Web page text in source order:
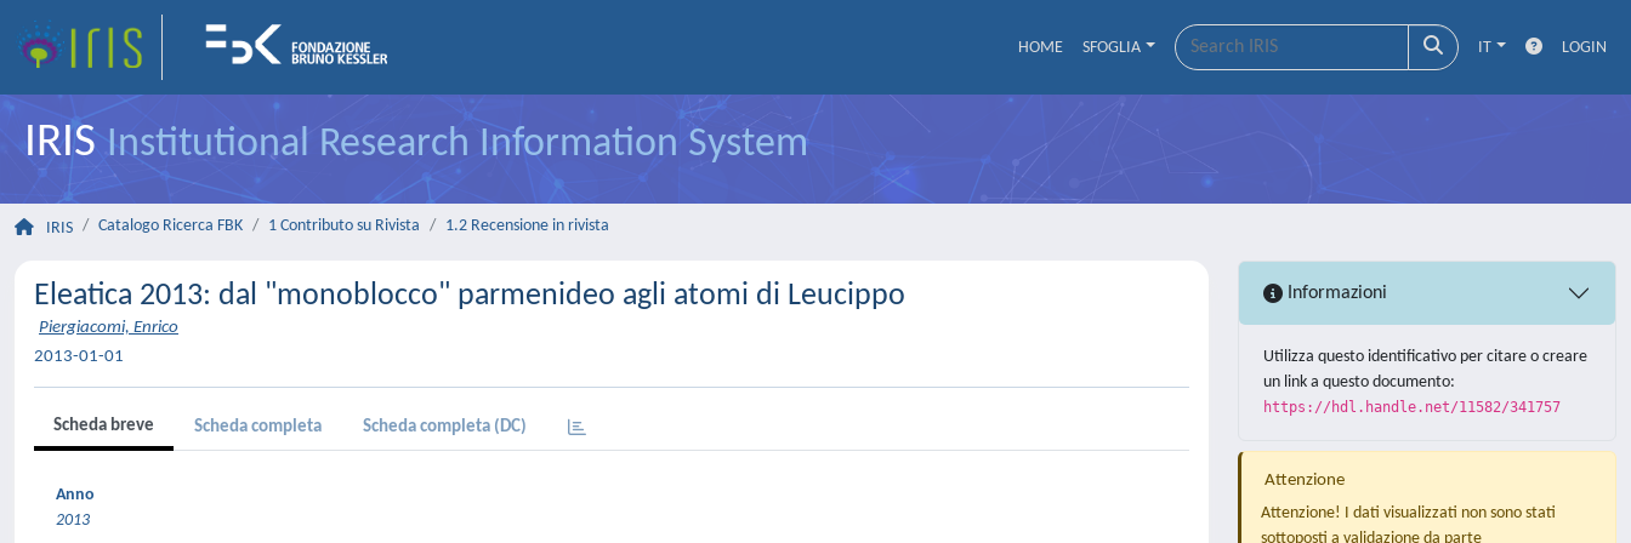
HOME SFOGLIA IT LOGIN
IRISInstitutional Research Information System
IRIS Catalogo Ricerca FBK 1 Contributo su Rivista 1.2 Recensione in rivista
Eleatica 2013: dal "monoblocco" parmenideo agli atomi di Leucippo
Piergiacomi, Enrico
2013-01-01
Scheda breve Scheda completa Scheda completa (DC)
Anno
2013
Informazioni
Utilizza questo identificativo per citare o creare
un link a questo documento:
https://hdl.handle.net/11582/341757
Attenzione
Attenzione! I dati visualizzati non sono stati
sottoposti a validazione da parte